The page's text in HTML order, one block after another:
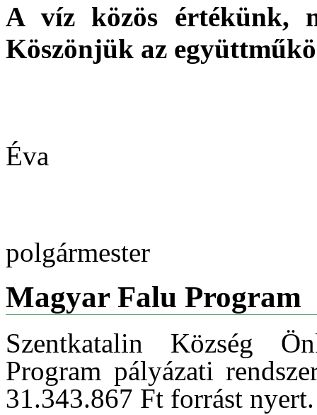
A víz közös értékünk,
Köszönjük az
Éva
polgármester
Magyar Falu Program
Szentkatalin Község
Program pályázati
31.343.867 Ft forrást nyert.